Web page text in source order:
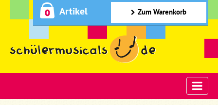
0 Artikel Zum Warenkorb